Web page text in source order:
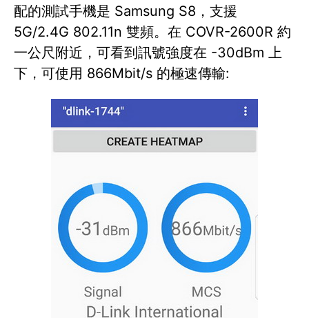
配的測試手機是 Samsung S8，支援
5G/2.4G 802.11n 雙頻。在 COVR-2600R 約
一公尺附近，可看到訊號強度在 -30dBm 上
下，可使用 866Mbit/s 的極速傳輸: